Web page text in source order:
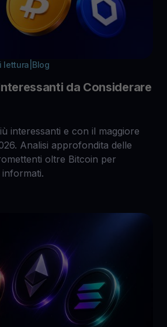
lettura Blog
da Considerare
interessanti e con il maggiore
Analisi approfondita delle
oltre Bitcoin per